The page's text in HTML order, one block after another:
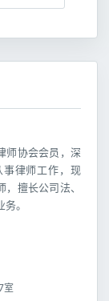
师协会会员，深
律师工作，现
擅长公司法、
。
室